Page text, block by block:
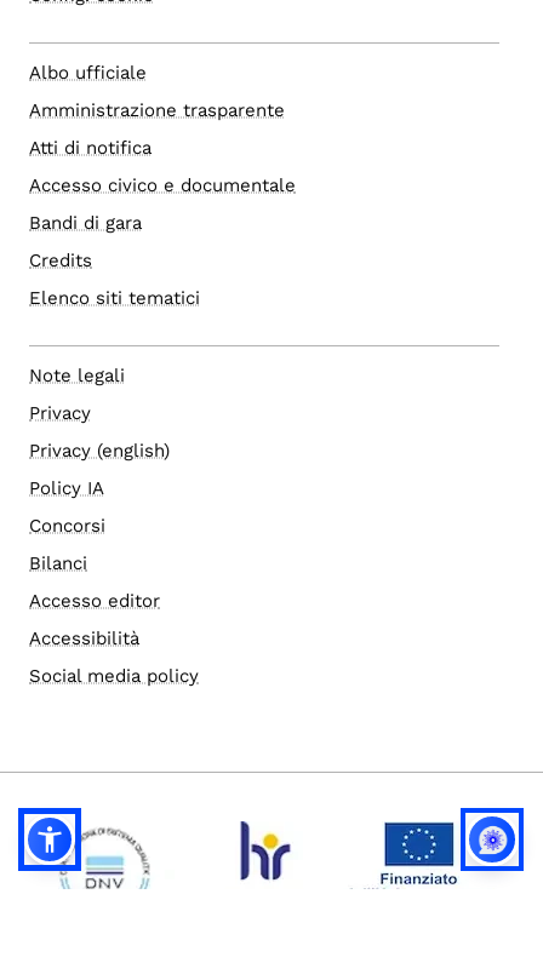
Albo ufficiale
Amministrazione trasparente
Atti di notifica
Accesso civico e documentale
Bandi di gara
Credits
Elenco siti tematici
Note legali
Privacy
Privacy (english)
Policy IA
Concorsi
Bilanci
Accesso editor
Accessibilità
Social media policy